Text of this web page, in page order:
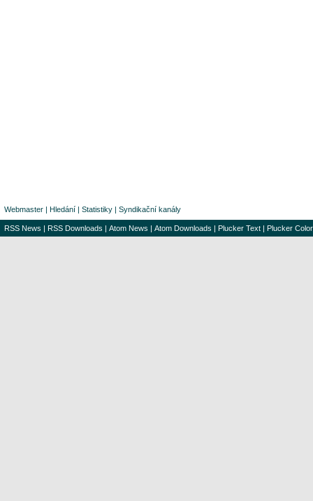
Webmaster | Hledání | Statistiky | Syndikační kanály
RSS News | RSS Downloads | Atom News | Atom Downloads | Plucker Text | Plucker Color